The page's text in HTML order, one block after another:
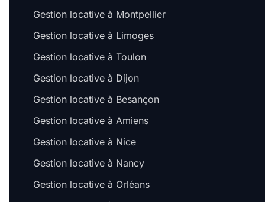
Gestion locative à Montpellier
Gestion locative à Limoges
Gestion locative à Toulon
Gestion locative à Dijon
Gestion locative à Besançon
Gestion locative à Amiens
Gestion locative à Nice
Gestion locative à Nancy
Gestion locative à Orléans